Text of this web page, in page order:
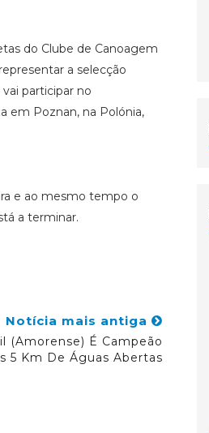
do Clube de Canoagem
a selecção
participar no
em Poznan, na Polónia,
e ao mesmo tempo o
a terminar.
Notícia mais antiga
(Amorense) É Campeão
5 Km De Águas Abertas